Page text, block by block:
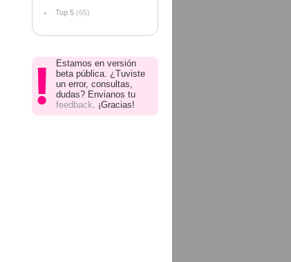
Top 5 (65)
Estamos en versión
beta pública. ¿Tuviste
un error, consultas,
dudas? Envianos tu
feedback. ¡Gracias!